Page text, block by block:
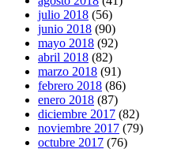
julio 2018 (56)
junio 2018 (90)
mayo 2018 (92)
abril 2018 (82)
marzo 2018 (91)
febrero 2018 (86)
enero 2018 (87)
diciembre 2017 (82)
noviembre 2017 (79)
octubre 2017 (76)